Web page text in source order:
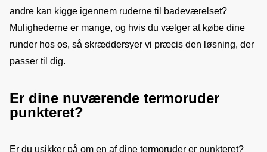
andre kan kigge igennem ruderne til badeværelset?
Mulighederne er mange, og hvis du vælger at købe dine
runder hos os, så skræddersyer vi præcis den løsning, der
passer til dig.
Er dine nuværende termoruder
punkteret?
Er du usikker på om en af dine termoruder er punkteret?